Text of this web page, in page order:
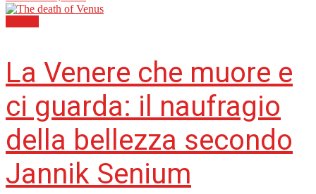
La Venere che muore e
ci guarda: il naufragio
della bellezza secondo
Jannik Senium